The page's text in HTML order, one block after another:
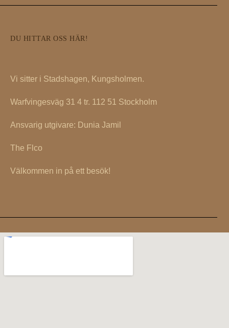
DU HITTAR OSS HÄR!
Vi sitter i Stadshagen, Kungsholmen.
Warfvingesväg 31 4 tr. 112 51 Stockholm
Ansvarig utgivare: Dunia Jamil
The Flco
Välkommen in på ett besök!